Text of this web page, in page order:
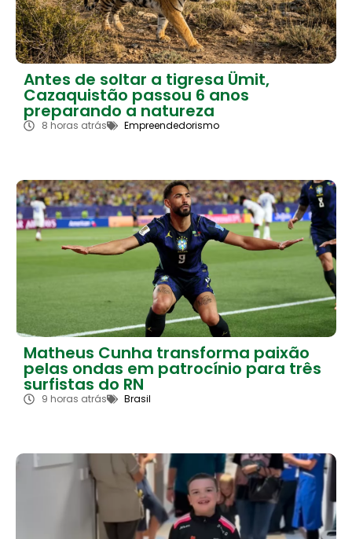
Antes de soltar a tigresa Ümit,
Cazaquistão passou 6 anos
preparando a natureza
8 horas atrás Empreendedorismo
Matheus Cunha transforma paixão
pelas ondas em patrocínio para três
surfistas do RN
9 horas atrás Brasil